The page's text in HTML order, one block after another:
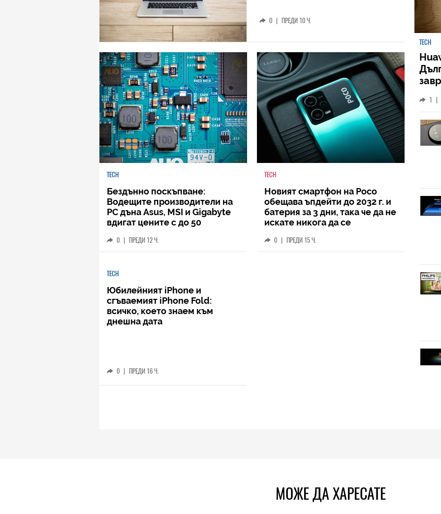
0 | ПРЕДИ 10 Ч.
TECH
Бездънно поскъпване:
Водещите производители на
РС дъна Asus, MSI и Gigabyte
вдигат цените с до 50
0 | ПРЕДИ 12 Ч.
TECH
Новият смартфон на Poco
обещава ъпдейти до 2032 г. и
батерия за 3 дни, така че да не
искате никога да се
0 | ПРЕДИ 15 Ч.
TECH
Юбилейният iPhone и
сгъваемият iPhone Fold:
всичко, което знаем към
днешна дата
0 | ПРЕДИ 16 Ч.
TECH
1 |
МОЖЕ ДА ХАРЕСАТЕ